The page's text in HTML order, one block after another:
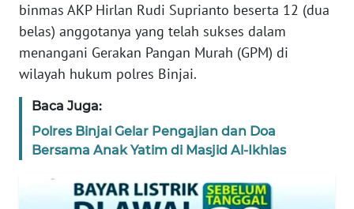
binmas AKP Hirlan Rudi Suprianto beserta 12 (dua
belas) anggotanya yang telah sukses dalam
menangani Gerakan Pangan Murah (GPM) di
wilayah hukum polres Binjai.
Baca Juga:
Polres Binjai Gelar Pengajian dan Doa
Bersama Anak Yatim di Masjid Al-Ikhlas
WN
NTT
WN
WN
PAPUA